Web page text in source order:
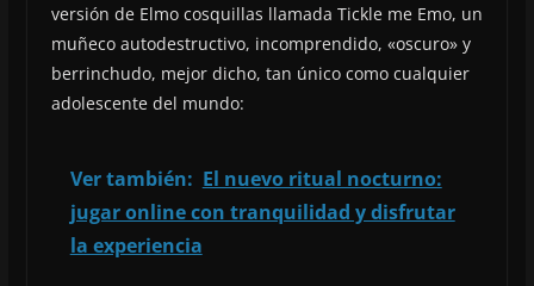
versión de Elmo cosquillas llamada Tickle me Emo, un
muñeco autodestructivo, incomprendido, «oscuro» y
berrinchudo, mejor dicho, tan único como cualquier
adolescente del mundo:
Ver también: El nuevo ritual nocturno:
jugar online con tranquilidad y disfrutar
la experiencia